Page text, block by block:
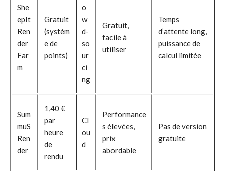
She
epIt
Ren
der
Far
m
Gratuit
(systèm
e de
points)
o
w
d-
so
ur
ci
ng
Gratuit,
facile à
utiliser
Temps
d’attente long,
puissance de
calcul limitée
Sum
muS
Ren
der
1,40 €
par
heure
de
rendu
Cl
ou
d
Performance
s élevées,
prix
abordable
Pas de version
gratuite